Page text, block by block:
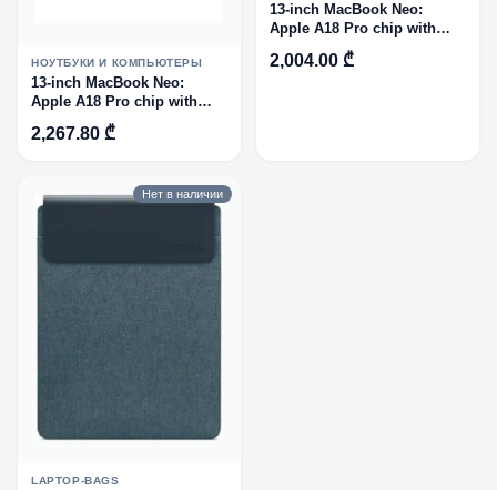
НОУТБУКИ И КОМПЬЮТЕРЫ
13-inch MacBook Neo:
Apple A18 Pro chip with
6‑core CPU and 5‑core GPU,
8GB, 256GB SSD - Citrus
2,267.80 ₾
13-inch MacBook Neo:
Apple A18 Pro chip with
6‑core CPU and 5‑core GPU,
8GB, 256GB SSD - Silver
2,004.00 ₾
Нет в наличии
LAPTOP-BAGS